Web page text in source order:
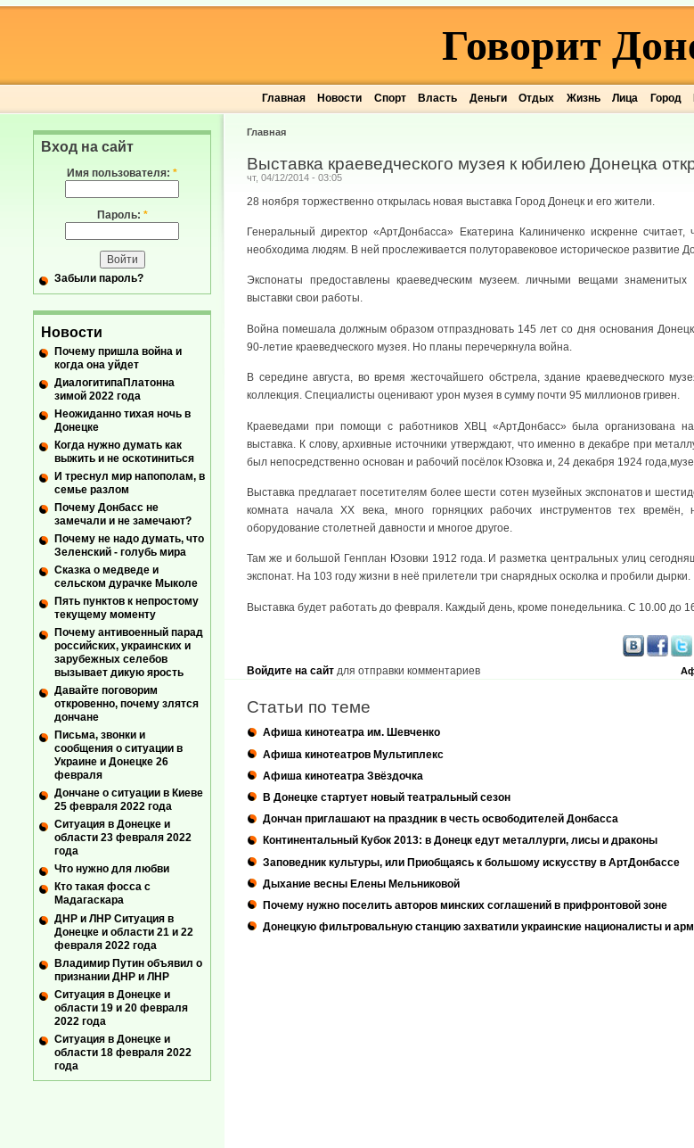
Главная Новости Спорт Власть Деньги Отдых Жизнь Лица Город
Говорит
Главная
Выставка краеведческого музея к юбилею Донецка
чт, 04/12/2014 - 03:05
28 ноября торжественно открылась новая выставка Город Донецк и его жители.
Генеральный директор «АртДонбасса» Екатерина Калиниченко искренне считает,
необходима людям. В ней прослеживается полуторавековое историческое развитие
Экспонаты предоставлены краеведческим музеем. личными вещами
выставки свои работы.
Война помешала должным образом отпраздновать 145 лет со дня основания
90-летие краеведческого музея. Но планы перечеркнула война.
В середине августа, во время жесточайшего обстрела, здание краеведческого
коллекция. Специалисты оценивают урон музея в сумму почти 95 миллионов гривен.
Краеведами при помощи с работников ХВЦ «АртДонбасс» была организована
выставка. К слову, архивные источники утверждают, что именно в декабре при
был непосредственно основан и рабочий посёлок Юзовка и, 24 декабря 1924
Выставка предлагает посетителям более шести сотен музейных экспонатов и
комната начала ХХ века, много горняцких рабочих инструментов тех времён,
оборудование столетней давности и многое другое.
Там же и большой Генплан Юзовки 1912 года. И разметка центральных улиц
экспонат. На 103 году жизни в неё прилетели три снарядных осколка и пробили дырки.
Выставка будет работать до февраля. Каждый день, кроме понедельника. С 10.00 до
Войдите на сайт для отправки комментариев
Статьи по теме
Афиша кинотеатра им. Шевченко
Афиша кинотеатров Мультиплекс
Афиша кинотеатра Звёздочка
В Донецке стартует новый театральный сезон
Дончан приглашают на праздник в честь освободителей Донбасса
Континентальный Кубок 2013: в Донецк едут металлурги, лисы и драконы
Заповедник культуры, или Приобщаясь к большому искусству в АртДонбассе
Дыхание весны Елены Мельниковой
Почему нужно поселить авторов минских соглашений в прифронтовой зоне
Донецкую фильтровальную станцию захватили украинские националисты и
Вход на сайт
Имя пользователя: *
Пароль: *
Забыли пароль?
Новости
Почему пришла война и
когда она уйдет
ДиалогитипаПлатонна
зимой 2022 года
Неожиданно тихая ночь в
Донецке
Когда нужно думать как
выжить и не оскотиниться
И треснул мир напополам, в
семье разлом
Почему Донбасс не
замечали и не замечают?
Почему не надо думать, что
Зеленский - голубь мира
Сказка о медведе и
сельском дурачке Мыколе
Пять пунктов к непростому
текущему моменту
Почему антивоенный парад
российских, украинских и
зарубежных селебов
вызывает дикую ярость
Давайте поговорим
откровенно, почему злятся
дончане
Письма, звонки и
сообщения о ситуации в
Украине и Донецке 26
февраля
Дончане о ситуации в Киеве
25 февраля 2022 года
Ситуация в Донецке и
области 23 февраля 2022
года
Что нужно для любви
Кто такая фосса с
Мадагаскара
ДНР и ЛНР Ситуация в
Донецке и области 21 и 22
февраля 2022 года
Владимир Путин объявил о
признании ДНР и ЛНР
Ситуация в Донецке и
области 19 и 20 февраля
2022 года
Ситуация в Донецке и
области 18 февраля 2022
года